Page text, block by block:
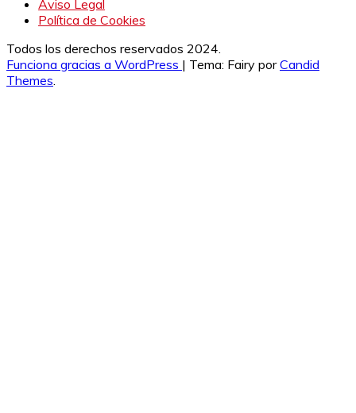
Aviso Legal
Política de Cookies
Todos los derechos reservados 2024.
Funciona gracias a WordPress | Tema: Fairy porCandid
Themes